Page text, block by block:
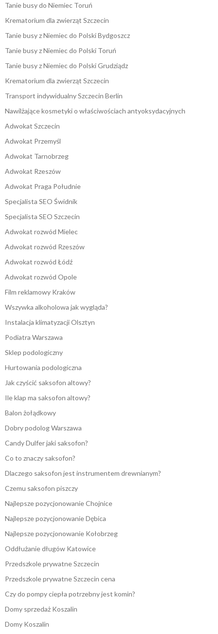
Tanie busy do Niemiec Toruń
Krematorium dla zwierząt Szczecin
Tanie busy z Niemiec do Polski Bydgoszcz
Tanie busy z Niemiec do Polski Toruń
Tanie busy z Niemiec do Polski Grudziądz
Krematorium dla zwierząt Szczecin
Transport indywidualny Szczecin Berlin
Nawilżające kosmetyki o właściwościach antyoksydacyjnych
Adwokat Szczecin
Adwokat Przemyśl
Adwokat Tarnobrzeg
Adwokat Rzeszów
Adwokat Praga Południe
Specjalista SEO Świdnik
Specjalista SEO Szczecin
Adwokat rozwód Mielec
Adwokat rozwód Rzeszów
Adwokat rozwód Łódź
Adwokat rozwód Opole
Film reklamowy Kraków
Wszywka alkoholowa jak wygląda?
Instalacja klimatyzacji Olsztyn
Podiatra Warszawa
Sklep podologiczny
Hurtowania podologiczna
Jak czyścić saksofon altowy?
Ile klap ma saksofon altowy?
Balon żołądkowy
Dobry podolog Warszawa
Candy Dulfer jaki saksofon?
Co to znaczy saksofon?
Dlaczego saksofon jest instrumentem drewnianym?
Czemu saksofon piszczy
Najlepsze pozycjonowanie Chojnice
Najlepsze pozycjonowanie Dębica
Najlepsze pozycjonowanie Kołobrzeg
Oddłużanie długów Katowice
Przedszkole prywatne Szczecin
Przedszkole prywatne Szczecin cena
Czy do pompy ciepła potrzebny jest komin?
Domy sprzedaż Koszalin
Domy Koszalin